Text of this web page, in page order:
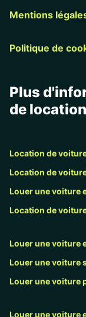
Mentions
Politique de
Plus
de
Location de
Location de
Louer une voiture
Location de
Louer une voiture
Louer une voiture
Louer une voiture
Louer une voiture